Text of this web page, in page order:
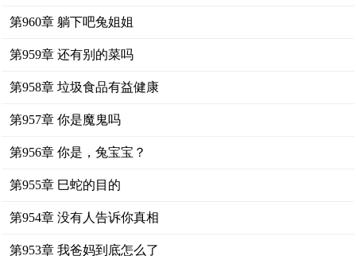
第960章 躺下吧兔姐姐
第959章 还有别的菜吗
第958章 垃圾食品有益健康
第957章 你是魔鬼吗
第956章 你是，兔宝宝？
第955章 巳蛇的目的
第954章 没有人告诉你真相
第953章 我爸妈到底怎么了